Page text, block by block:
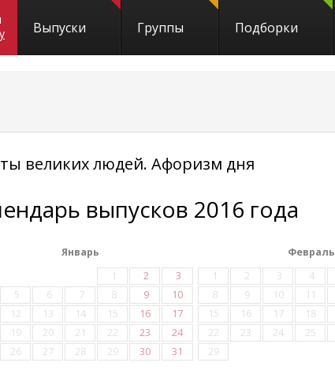
Выпуски Группы Подборки
великих людей. Афоризм дня
выпусков 2016 года
Январь
1
2
3
5 6 7 8 9
10
12 13 14 15 16
17
19 20 21 22 23
24
26 27 28 29 30 31
Февраль
1
2 3 4
8
9 10 11
15
16 17 18
22
23 24 25
29